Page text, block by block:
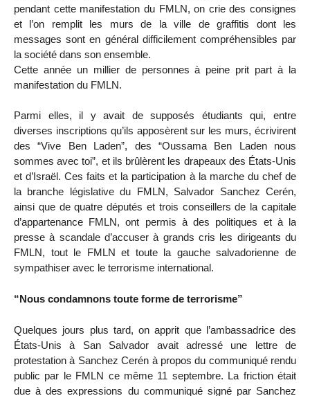
pendant cette manifestation du FMLN, on crie des consignes
et l’on remplit les murs de la ville de graffitis dont les
messages sont en général difficilement compréhensibles par
la société dans son ensemble.
Cette année un millier de personnes à peine prit part à la
manifestation du FMLN.
Parmi elles, il y avait de supposés étudiants qui, entre
diverses inscriptions qu’ils apposèrent sur les murs, écrivirent
des “Vive Ben Laden”, des “Oussama Ben Laden nous
sommes avec toi”, et ils brûlèrent les drapeaux des États-Unis
et d’Israël. Ces faits et la participation à la marche du chef de
la branche législative du FMLN, Salvador Sanchez Cerén,
ainsi que de quatre députés et trois conseillers de la capitale
d’appartenance FMLN, ont permis à des politiques et à la
presse à scandale d’accuser à grands cris les dirigeants du
FMLN, tout le FMLN et toute la gauche salvadorienne de
sympathiser avec le terrorisme international.
“Nous condamnons toute forme de terrorisme”
Quelques jours plus tard, on apprit que l’ambassadrice des
États-Unis à San Salvador avait adressé une lettre de
protestation à Sanchez Cerén à propos du communiqué rendu
public par le FMLN ce même 11 septembre. La friction était
due à des expressions du communiqué signé par Sanchez